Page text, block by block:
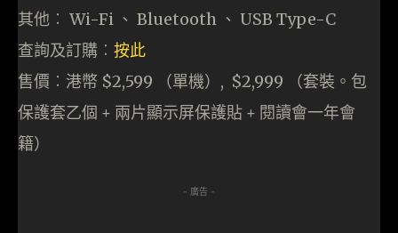
其他︰ Wi-Fi 、 Bluetooth 、 USB Type-C
查詢及訂購︰ 按此
售價︰港幣 $2,599 （單機）, $2,999 （套裝。包
保護套乙個 + 兩片顯示屏保護貼 + 閱讀會一年會
籍）
- 廣告 -